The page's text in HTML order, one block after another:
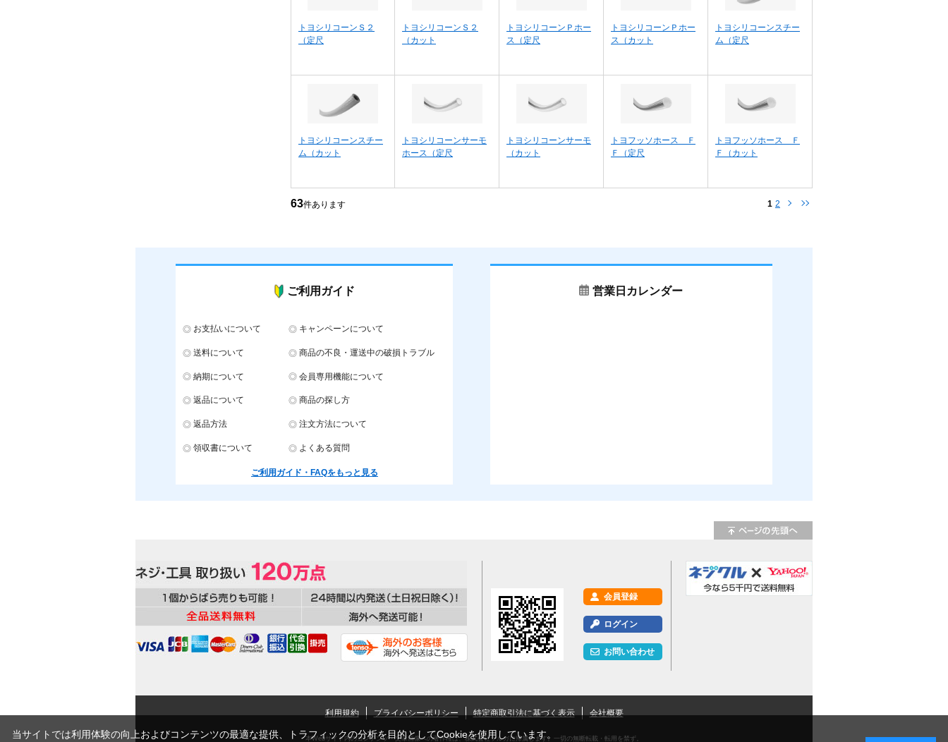
トヨシリコーンＳ２
（定尺
トヨシリコーンＳ２
（カット
トヨシリコーンＰホー
ス（定尺
トヨシリコーンＰホー
ス（カット
トヨシリコーンスチー
ム（定尺
トヨシリコーンスチー
ム（カット
トヨシリコーンサーモ
ホース（定尺
トヨシリコーンサーモ
（カット
トヨフッソホース Ｆ
Ｆ（定尺
トヨフッソホース Ｆ
Ｆ（カット
63件あります 1 2
ご利用ガイド
お支払いについて キャンペーンについて
送料について 商品の不良・運送中の破損トラブル
納期について 会員専用機能について
返品について 商品の探し方
返品方法 注文方法について
領収書について よくある質問
ご利用ガイド・FAQをもっと見る
営業日カレンダー
会員登録
ログイン
お問い合わせ
利用規約 プライバシーポリシー 特定商取引法に基づく表示 会社概要
本Webサイト内のコンテンツ・文章画像への著作権は、株式会社ツルガに帰属します。一切の無断転載・転用を禁ず。
当サイトでは利用体験の向上およびコンテンツの最適な提供、トラフィックの分析を目的としてCookieを使用しています。